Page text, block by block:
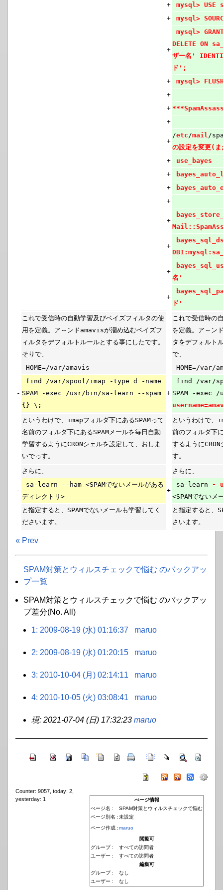
+
mysql> USE
+
mysql>
+
mysql>
DELETE ON
ザー名'
ド';
+
mysql>
+
+
+
+
/etc /mail /
の設定を変更(
+
+
+
+
+
+
+
名'
+
ド'
これで受信時の自動学習及びベイズフィルタの使
用を定義。ア～ンドamavisが溜め込むベイズフ
ィルタをデフォルトルールとする事にしたです。
そりで、
これで受信時の
を定義。ア～ン
タをデフォルト
で、
HOME=/var/amavis
HOME=/var/
-
find /var/spool/imap -type d -name
SPAM -exec /usr/bin/sa-learn --spam
{} \;
+
find /var/
SPAM -
というわけで、imapフォルダ下にあるSPAMって
名前のフォルダ下にあるSPAMメールを毎日自動
学習するようにCRONシェルを設定して、おしま
いでっす。
というわけで、
前のフォルダ下
するように
す。
さらに、
さらに、
-
sa-learn --ham <SPAMでないメールがある
ディレクトリ>
+
sa-learn -
<SPAMでないメ
と指定すると、SPAMでないメールも学習してく
ださいます。
と指定すると、
さいます。
« Prev
SPAM対策とウィルスチェックで悩む のバックアッ
プ一覧
SPAM対策とウィルスチェックで悩む のバックアッ
プ差分(No. All)
1: 2009-08-19 (水) 01:16:37 maruo
2: 2009-08-19 (水) 01:20:15 maruo
3: 2010-10-04 (月) 02:14:11 maruo
4: 2010-10-05 (火) 03:08:41 maruo
現: 2021-07-04 (日) 17:32:23 maruo
ぺージ情報
ぺージ名 :
SPAM対策とウィルスチェックで悩む
ページ別名 :未設定
ページ作成 :maruo
閲覧可
グループ :
すべての訪問者
ユーザー :
すべての訪問者
編集可
グループ :
なし
ユーザー :
なし
Counter: 9057, today: 2,
yesterday: 1